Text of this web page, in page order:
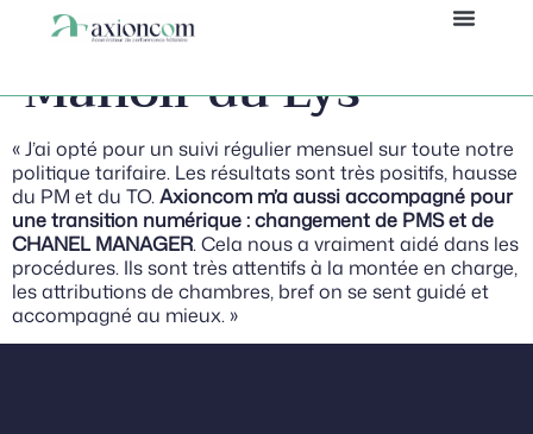
Panneau de gestion des cookies
Stéphanie L, Le
Manoir du Lys
« J’ai opté pour un suivi régulier mensuel sur toute notre
politique tarifaire. Les résultats sont très positifs, hausse
du PM et du TO.Axioncom m’a aussi accompagné pour
une transition numérique : changement de PMS et de
CHANEL MANAGER. Cela nous a vraiment aidé dans les
procédures. Ils sont très attentifs à la montée en charge,
les attributions de chambres, bref on se sent guidé et
accompagné au mieux. »